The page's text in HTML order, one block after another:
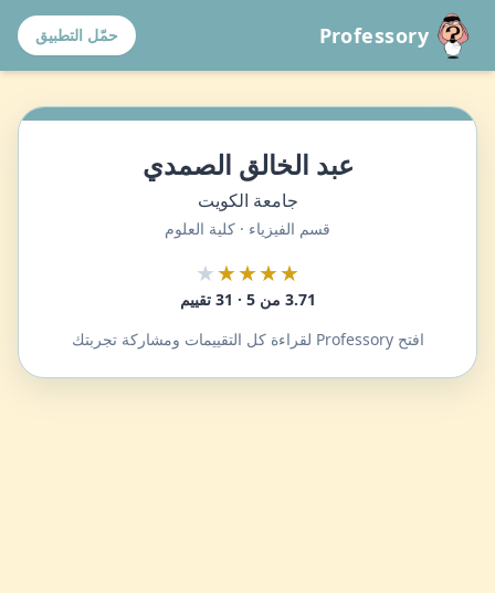
Professory حمّل التطبيق
عبد الخالق الصمدي
جامعة الكويت
قسم الفيزياء · كلية العلوم
★★★★
★
3.71 من 5 · 31 تقييم
افتح Professory لقراءة كل التقييمات ومشاركة تجربتك